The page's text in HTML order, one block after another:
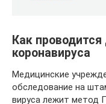
Как
коронавируса
Медицинские
обследование на
вируса лежит метод